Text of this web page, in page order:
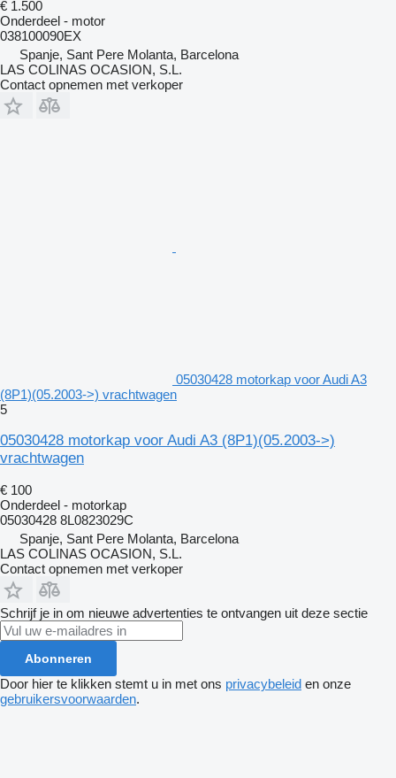
€ 1.500
Onderdeel - motor
038100090EX
Spanje, Sant Pere Molanta, Barcelona
LAS COLINAS OCASION, S.L.
Contact opnemen met verkoper
05030428 motorkap voor Audi A3
(8P1)(05.2003->) vrachtwagen
5
05030428 motorkap voor Audi A3 (8P1)(05.2003->)
vrachtwagen
€ 100
Onderdeel - motorkap
05030428 8L0823029C
Spanje, Sant Pere Molanta, Barcelona
LAS COLINAS OCASION, S.L.
Contact opnemen met verkoper
Schrijf je in om nieuwe advertenties te ontvangen uit deze sectie
Abonneren
Door hier te klikken stemt u in met ons privacybeleid en onze
gebruikersvoorwaarden.